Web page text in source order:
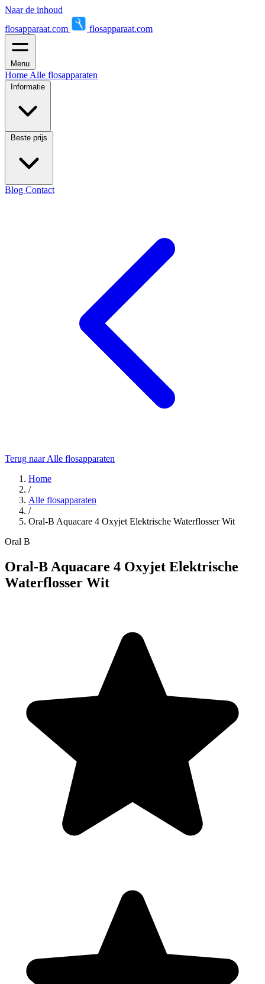
Naar de inhoud
flosapparaat.com
flosapparaat.com
Menu
Home Alle flosapparaten
Informatie
Beste prijs
Blog Contact
Terug naar Alle flosapparaten
Home
/
Alle flosapparaten
/
Oral-B Aquacare 4 Oxyjet Elektrische Waterflosser Wit
Oral B
Oral-B Aquacare 4 Oxyjet Elektrische
Waterflosser Wit